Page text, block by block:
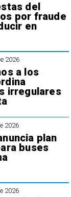
del
por fraude
en
2026
a los
irregulares
2026
plan
buses
2026